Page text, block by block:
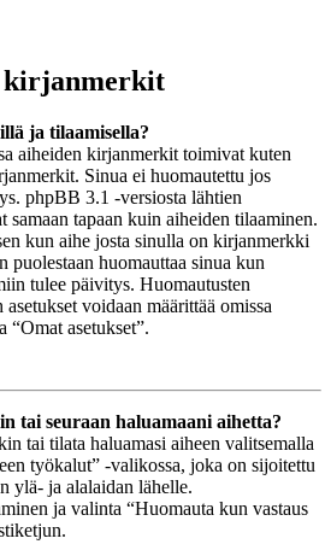
kirjanmerkit
ja tilaamisella?
aiheiden kirjanmerkit toimivat kuten
Sinua ei huomautettu jos
phpBB 3.1 -versiosta lähtien
tapaan kuin aiheiden tilaaminen.
kun aihe josta sinulla on kirjanmerkki
puolestaan huomauttaa sinua kun
tulee päivitys. Huomautusten
asetukset voidaan määrittää omissa
“Omat asetukset”.
tai seuraan haluamaani aihetta?
tai tilata haluamasi aiheen valitsemalla
työkalut” -valikossa, joka on sijoitettu
ylä- ja alalaidan lähelle.
ja valinta “Huomauta kun vastaus